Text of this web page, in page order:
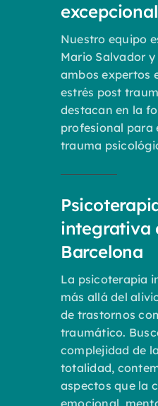
excepcional
Nuestro equipo
Mario Salvador
ambos expertos
estrés post
destacan en la
profesional para
trauma
integrativa
Barcelona
La psicoterapia
más allá del
de trastornos
traumático.
complejidad de
totalidad,
aspectos que la